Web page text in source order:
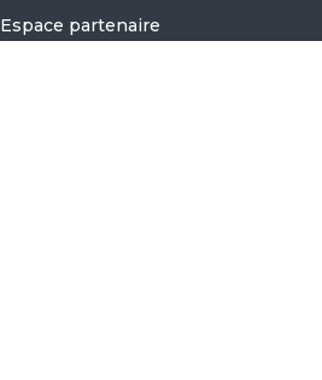
Espace partenaire